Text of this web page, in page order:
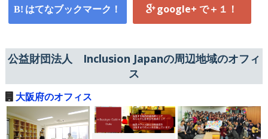
はてなブックマーク！ google+ で＋１！
公益財団法人 Inclusion Japanの周辺地域のオフィ
ス
大阪府のオフィス